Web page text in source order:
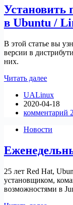
Установить
в Ubuntu /
В этой статье вы
версии в
них.
Читать далее
версию
WINE
в
/
Mint
UALinux
2020-04-18
комментарий
Новости
25 лет Red Hat,
установщиком,
возможностями в